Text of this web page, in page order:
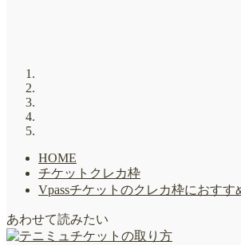
HOME
チケットクレカ枠
Vpassチケットのクレカ枠におすす
あわせて読みたい